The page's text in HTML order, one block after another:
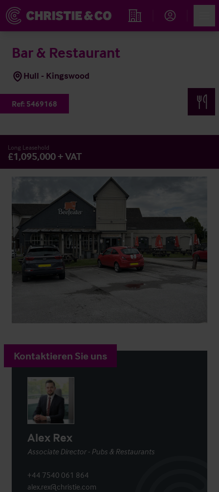
Immobiliensuche
Bar & Restaurant
Hull - Kingswood
Ref: 5469168
Long Leasehold
£1,095,000 + VAT
Kontaktieren Sie uns
Alex Rex
Associate Director - Pubs & Restaurants
+44 7540 061 864
alex.rex@christie.com